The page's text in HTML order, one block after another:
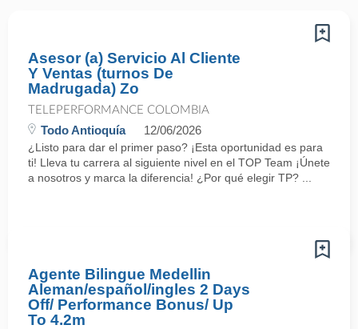
Asesor (a) Servicio Al Cliente
Y Ventas (turnos De
Madrugada) Zo
TELEPERFORMANCE COLOMBIA
Todo Antioquía 12/06/2026
¿Listo para dar el primer paso? ¡Esta oportunidad es para
ti! Lleva tu carrera al siguiente nivel en el TOP Team ¡Únete
a nosotros y marca la diferencia! ¿Por qué elegir TP? ...
Agente Bilingue Medellin
Aleman/español/ingles 2 Days
Off/ Performance Bonus/ Up
To 4.2m